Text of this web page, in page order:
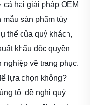
hai giải pháp OEM
mẫu sản phẩm tùy
thể của quý khách,
khẩu độc quyền
về trang phục.
lựa chọn không?
tôi đề nghị quý